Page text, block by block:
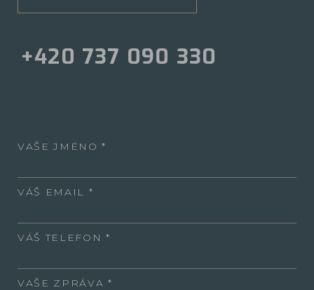
+420 737 090 330
VAŠE JMÉNO
VÁŠ EMAIL
VÁŠ TELEFON
VAŠE ZPRÁVA